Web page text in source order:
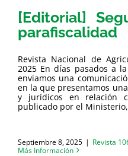
[Editorial]
parafiscalidad
Revista Nacional de
2025 En días pasados a
enviamos una
en la que presentamos
y jurídicos en relación
publicado por el
Septiembre 8, 2025 | Revista
Más Información